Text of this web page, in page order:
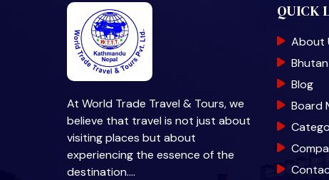
At World Trade Travel & Tours, we
believe that travel is not just about
visiting places but about
experiencing the essence of the
destination.…
QUICK
About
Bhutan
Blog
Board